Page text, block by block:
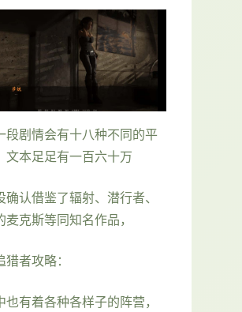
段剧情会有十八种不同的平
文本足足有一百六十万
确认借鉴了辐射、潜行者、
麦克斯等同知名作品，
者攻略：
也有着各种各样子的阵营，